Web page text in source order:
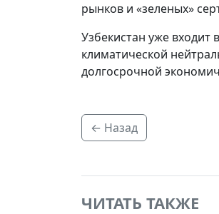
рынков и «зеленых»
Узбекистан уже
климатической
долгосрочной
← Назад
ЧИТАТЬ ТАКЖЕ